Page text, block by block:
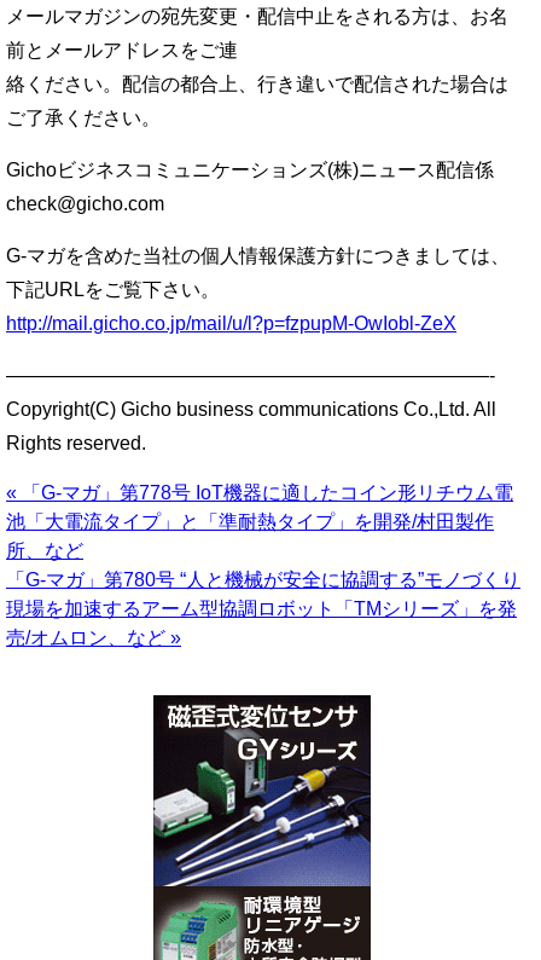
メールマガジンの宛先変更・配信中止をされる方は、お名
前とメールアドレスをご連
絡ください。配信の都合上、行き違いで配信された場合は
ご了承ください。
Gichoビジネスコミュニケーションズ(株)ニュース配信係
check@gicho.com
G-マガを含めた当社の個人情報保護方針につきましては、
下記URLをご覧下さい。
http://mail.gicho.co.jp/mail/u/l?p=fzpupM-OwIobl-ZeX
—————————————————————————-
Copyright(C) Gicho business communications Co.,Ltd. All
Rights reserved.
« 「G-マガ」第778号 IoT機器に適したコイン形リチウム電
池「大電流タイプ」と「準耐熱タイプ」を開発/村田製作
所、など
「G-マガ」第780号 “人と機械が安全に協調する”モノづくり
現場を加速するアーム型協調ロボット「TMシリーズ」を発
売/オムロン、など »